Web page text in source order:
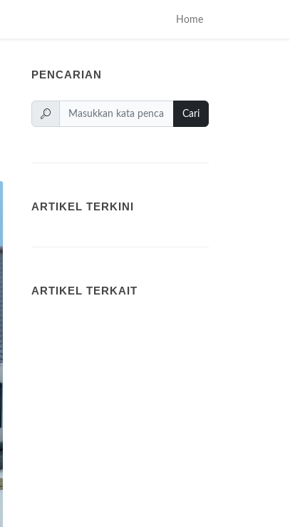
Home
PENCARIAN
Cari
ARTIKEL TERKINI
ARTIKEL TERKAIT